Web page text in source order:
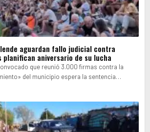
aguardan fallo judicial contra
planifican aniversario de su lucha
que reunió 3.000 firmas contra la
del municipio espera la sentencia
13 proyectarán…